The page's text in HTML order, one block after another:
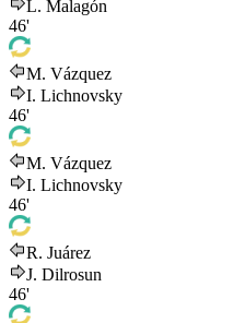
L. Malagón
46'
M. Vázquez
I. Lichnovsky
46'
M. Vázquez
I. Lichnovsky
46'
R. Juárez
J. Dilrosun
46'